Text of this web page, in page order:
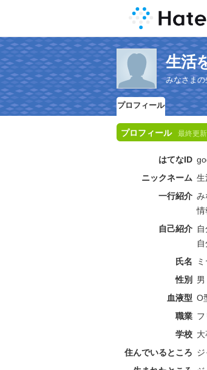
生活
みなさま
プロフィール
プロフィール 最終更
はてなID
ニックネーム 生
一行紹介 み
情
自己紹介
氏名
性別
男
血液型 O
職業
学校
住んでいるところ